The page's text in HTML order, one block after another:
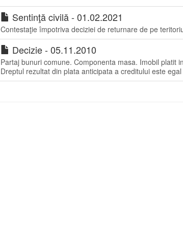
Sentinţă civilă - 01.02.2021
Contestaţie împotriva deciziei de returnare de pe
Decizie - 05.11.2010
Partaj bunuri comune. Componenta masa. Imobil platit
Dreptul rezultat din plata anticipata a creditului este